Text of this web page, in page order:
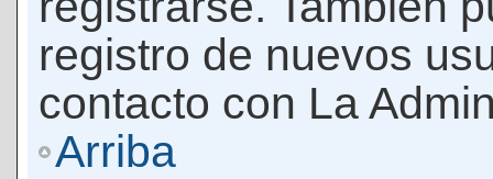
registro de nuevos
contacto con La
Arriba